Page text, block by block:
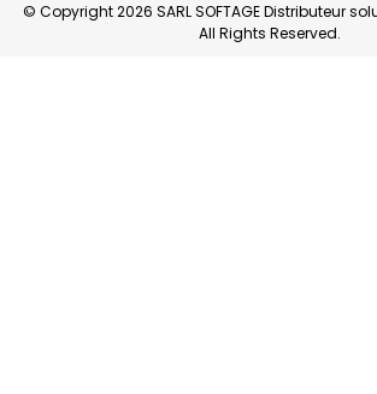
© Copyright 2026 SARL SOFTAGE Distributeur
All Rights Reserved.